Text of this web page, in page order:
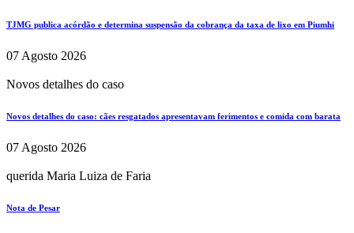
TJMG publica acórdão e determina suspensão da cobrança da taxa de lixo em Piumhi
07 Agosto 2026
Novos detalhes do caso
Novos detalhes do caso: cães resgatados apresentavam ferimentos e comida com barata
07 Agosto 2026
querida Maria Luiza de Faria
Nota de Pesar